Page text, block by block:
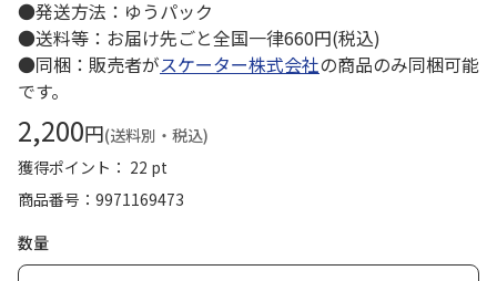
●発送方法：ゆうパック
●送料等：お届け先ごと全国一律660円(税込)
●同梱：販売者がスケーター株式会社の商品のみ同梱可能
です。
2,200円(送料別・税込)
獲得ポイント： 22 pt
商品番号
9971169473
数量